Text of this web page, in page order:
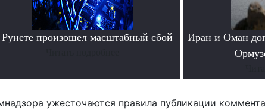
произошел масштабный сбой
Иран и Оман
ужесточаются правила публикации